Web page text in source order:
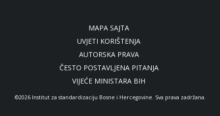
MAPA SAJTA
UVJETI KORIŠTENJA
AUTORSKA PRAVA
ČESTO POSTAVLJENA PITANJA
VIJEĆE MINISTARA BIH
©2026 Institut za standardizaciju Bosne i Hercegovine. Sva prava zadržana.